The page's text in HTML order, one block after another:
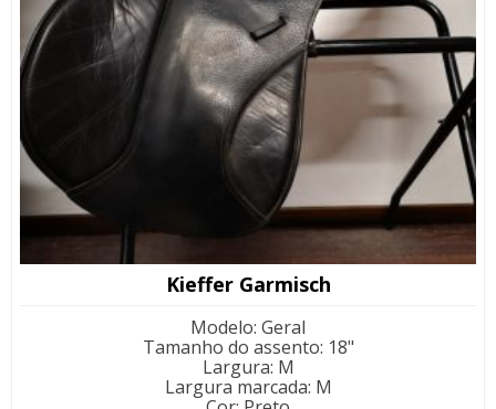
Kieffer Garmisch
Modelo: Geral
Tamanho do assento: 18"
Largura: M
Largura marcada: M